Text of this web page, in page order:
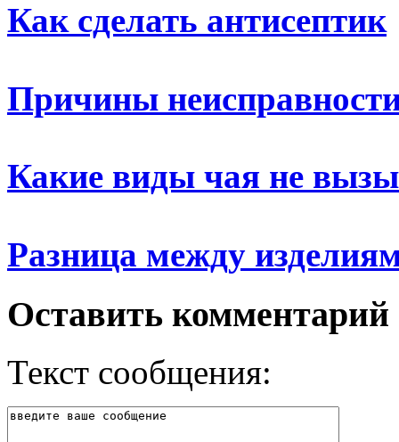
Как сделать антисептик
Причины
Какие виды чая не
Разница между
Оставить комментарий
Текст сообщения: